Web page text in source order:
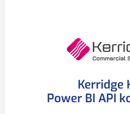
Kerridge
Power BI API